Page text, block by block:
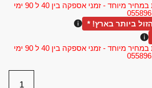
פריט בהזמנה מיוחדת במחיר מיוחד - זמני אספקה בין 40 ל 90 ימי
ביותר בארץ! *
פריט בהזמנה מיוחדת במחיר מיוחד - זמני אספקה בין 40 ל 90 ימי